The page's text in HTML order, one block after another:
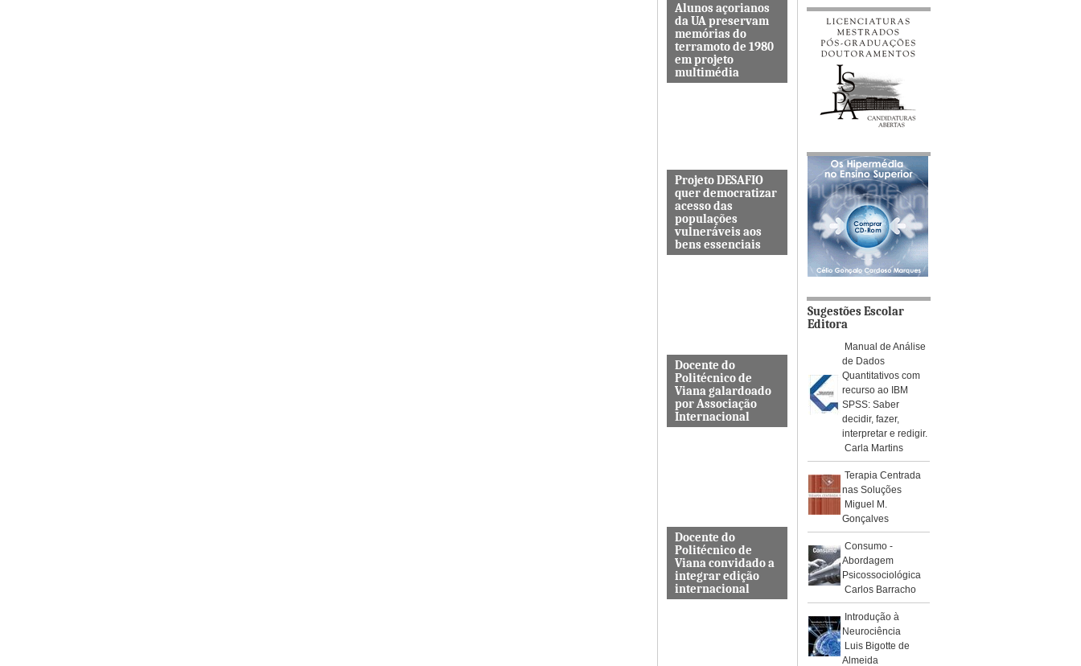
Alunos açorianos
da UA preservam
memórias do
terramoto de 1980
em projeto
multimédia
Projeto DESAFIO
quer democratizar
acesso das
populações
vulneráveis aos
bens essenciais
Docente do
Politécnico de
Viana galardoado
por Associação
Internacional
Docente do
Politécnico de
Viana convidado a
integrar edição
internacional
Sugestões Escolar
Editora
Manual de Análise
de Dados
Quantitativos com
recurso ao IBM
SPSS: Saber
decidir, fazer,
interpretar e redigir.
Carla Martins
Terapia Centrada
nas Soluções
Miguel M.
Gonçalves
Consumo -
Abordagem
Psicossociológica
Carlos Barracho
Introdução à
Neurociência
Luis Bigotte de
Almeida